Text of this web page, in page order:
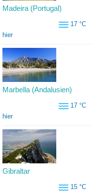
Madeira (Portugal)
17 °C
hier
Marbella (Andalusien)
17 °C
hier
Gibraltar
15 °C